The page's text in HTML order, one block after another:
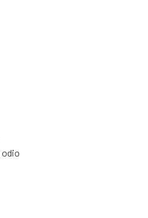
odio